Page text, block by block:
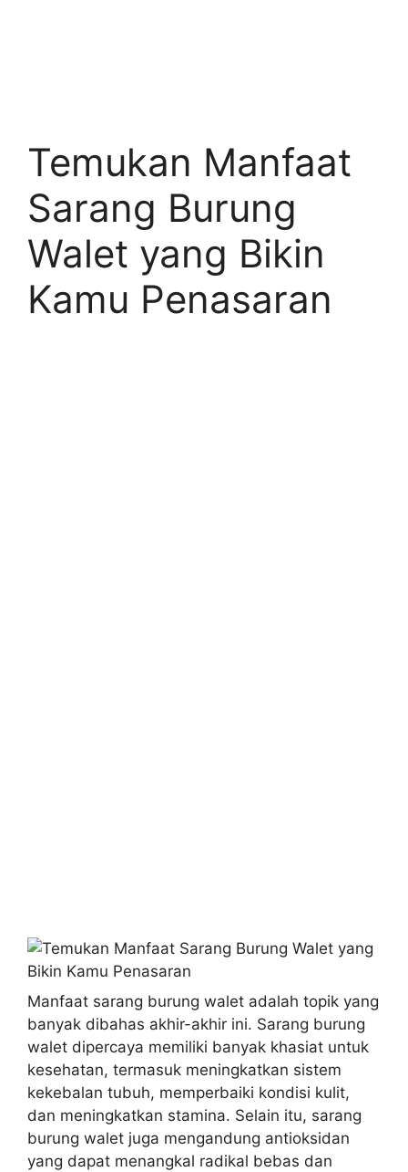
Temukan Manfaat
Sarang Burung
Walet yang Bikin
Kamu Penasaran
Manfaat sarang burung walet adalah topik yang
banyak dibahas akhir-akhir ini. Sarang burung
walet dipercaya memiliki banyak khasiat untuk
kesehatan, termasuk meningkatkan sistem
kekebalan tubuh, memperbaiki kondisi kulit,
dan meningkatkan stamina. Selain itu, sarang
burung walet juga mengandung antioksidan
yang dapat menangkal radikal bebas dan